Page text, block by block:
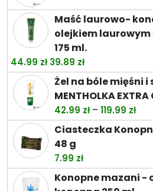
do
Maść laurowo-
olejkiem laurowym
175 ml.
44.99 zł Pierwotna
cena
wynosiła:
44.99 zł.
39.89 złAktualna
cena
wynosi:
39.89 zł.
Żel na bóle mięśni i
MENTHOLKA
42.99 zł – 119.99 zł
od
do
Ciasteczka
48 g
7.99 zł
Konopne mazani -